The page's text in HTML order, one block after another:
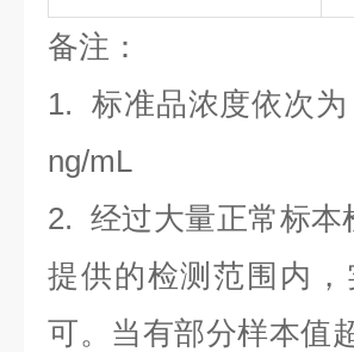
备注 ：
1. 标准品浓度依次为
ng/mL
2. 经过大量正常标本
提供的检测范围内
可。当有部分样本值